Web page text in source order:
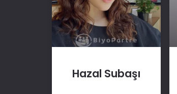
Hazal Subaşı